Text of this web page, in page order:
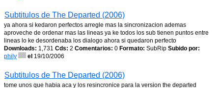
Subtitulos de The Departed (2006)
ya ahora si kedaron perfectos arregle mas la sincronizacion ademas
aproveche de ordenar mas las lineas ya ke todos los sub tienen puntos entre
lineas lo ke desordenaba los dialogo ahora si quedaron perfecto
Downloads: 1,731 Cds: 2 Comentarios: 0 Formato: SubRip Subido por:
phily
el 19/10/2006
Subtitulos de The Departed (2006)
tome unos que habia aca y los resincronice para la version the departed